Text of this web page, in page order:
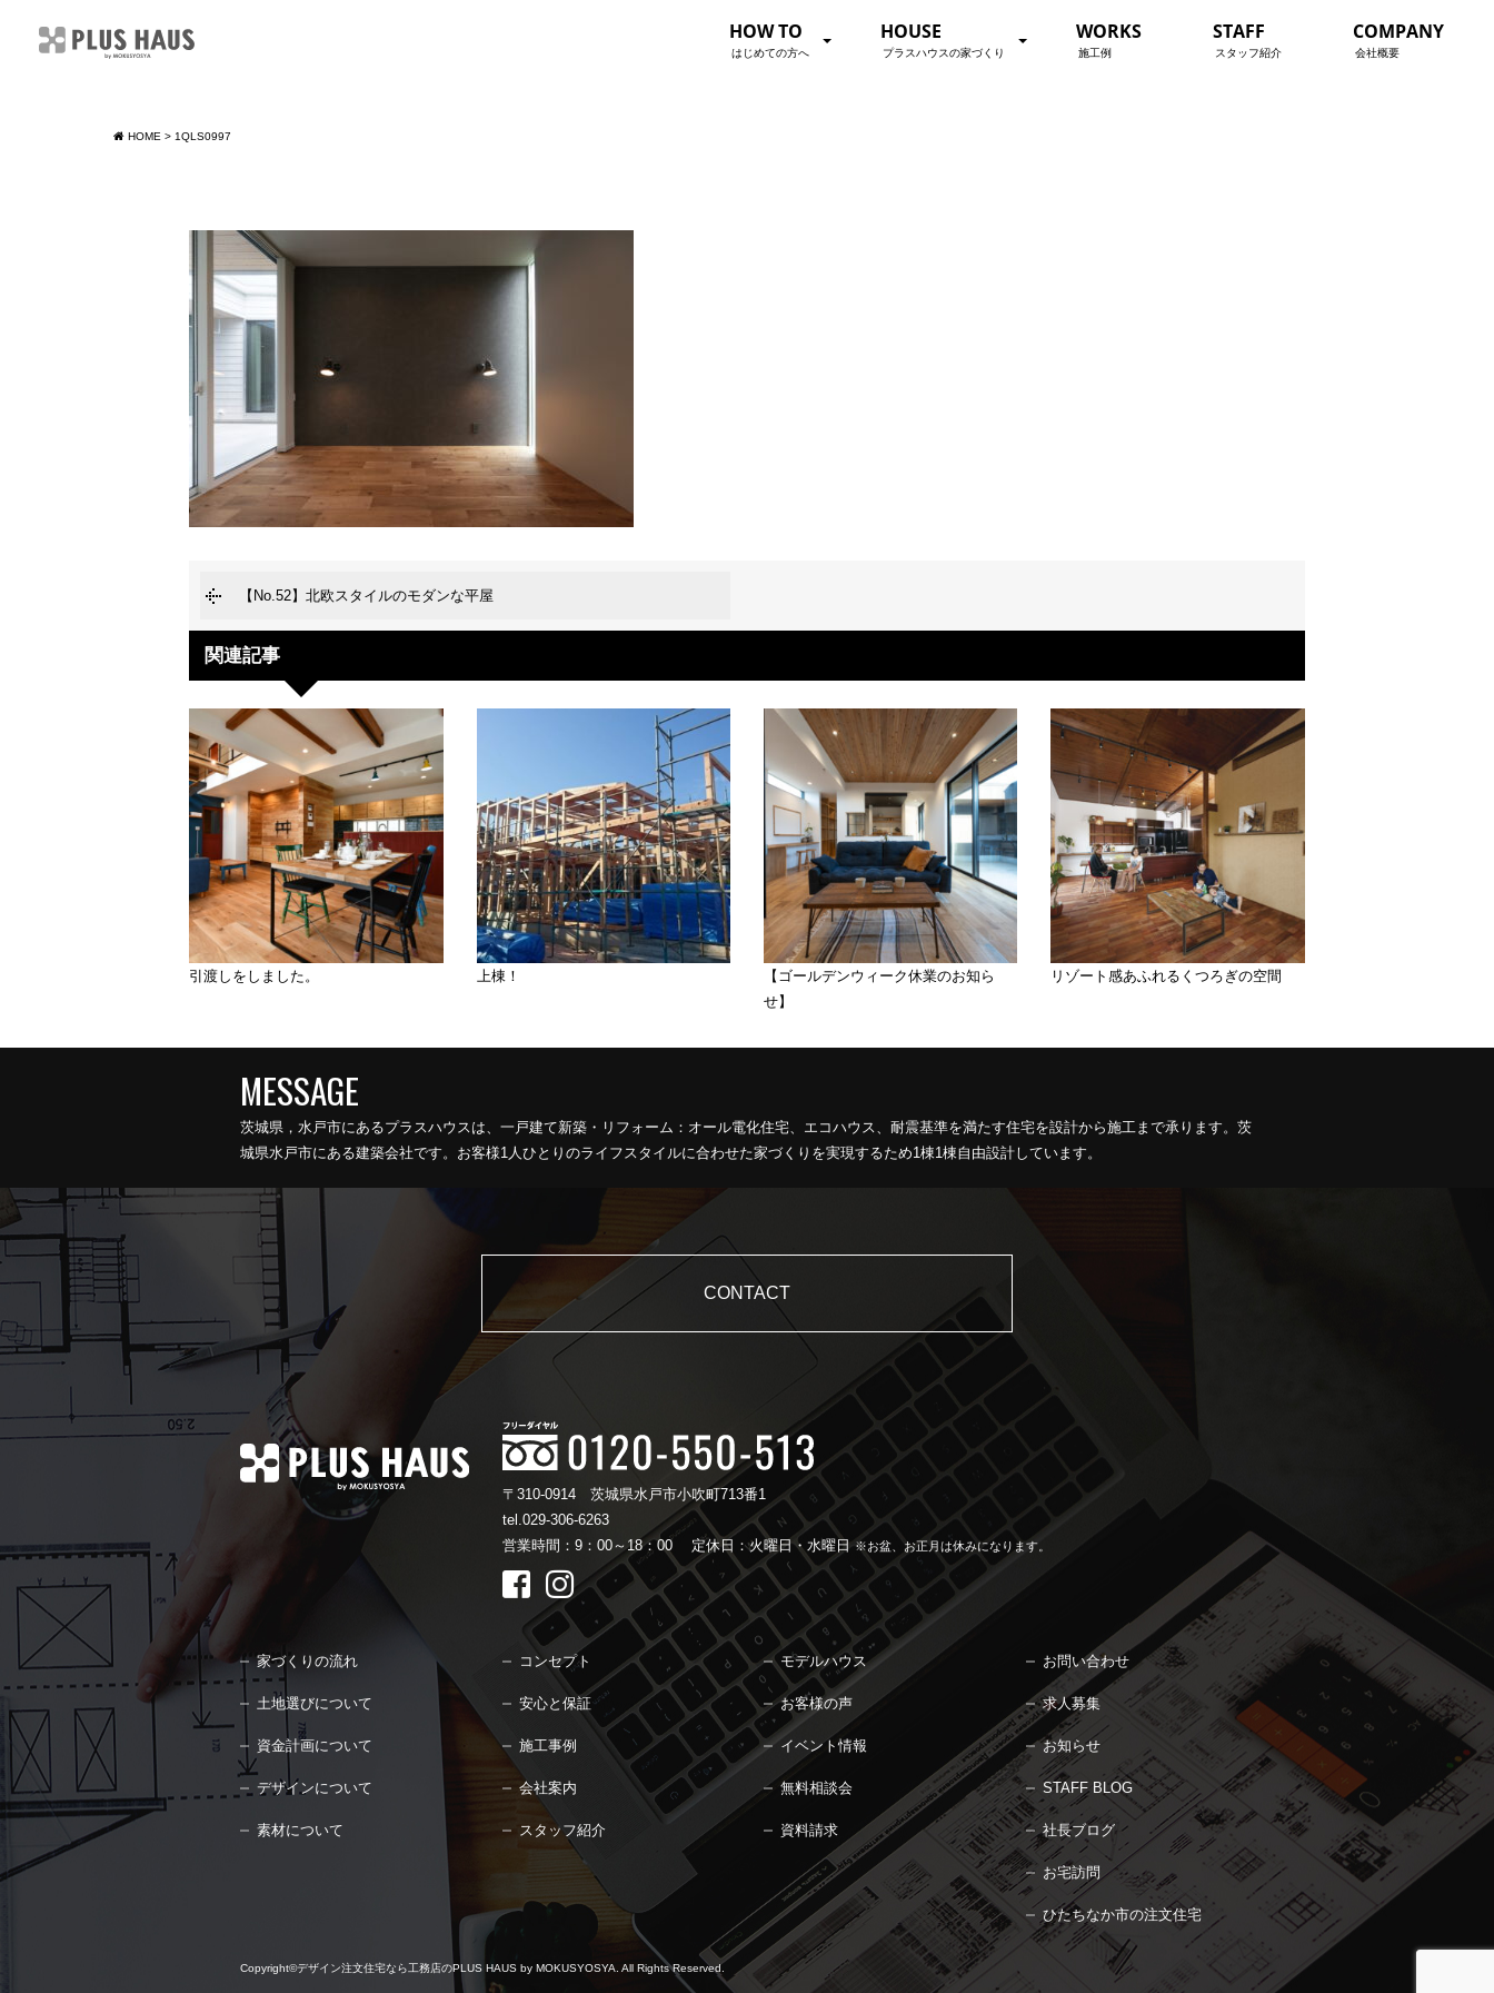
HOW TO
はじめての方へ
HOUSE
プラスハウスの家づくり
WORKS
施工例
STAFF
スタッフ紹介
COMPANY
会社概要
HOME > 1QLS0997
【No.52】北欧スタイルのモダンな平屋
関連記事
引渡しをしました。 上棟！
【ゴールデンウィーク休業のお知ら
せ】
リゾート感あふれるくつろぎの空間
茨城県，水戸市にあるプラスハウスは、一戸建て新築・リフォーム：オール電化住宅、エコハウス、耐震基準を満たす住宅を設計から施工まで承ります。茨
城県水戸市にある建築会社です。お客様1人ひとりのライフスタイルに合わせた家づくりを実現するため1棟1棟自由設計しています。
CONTACT
〒310-0914 茨城県水戸市小吹町713番1
tel.029-306-6263
営業時間：9：00～18：00
定休日：火曜日・水曜日 ※お盆、お正月は休みになります。
家づくりの流れ
土地選びについて
資金計画について
デザインについて
素材について
コンセプト
安心と保証
施工事例
会社案内
スタッフ紹介
モデルハウス
お客様の声
イベント情報
無料相談会
資料請求
お問い合わせ
求人募集
お知らせ
STAFF BLOG
社長ブログ
お宅訪問
ひたちなか市の注文住宅
Copyright©デザイン注文住宅なら工務店のPLUS HAUS by MOKUSYOSYA. All Rights Reserved.